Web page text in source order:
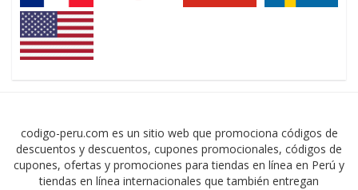
codigo-peru.com es un sitio web que promociona códigos de
descuentos y descuentos, cupones promocionales, códigos de
cupones, ofertas y promociones para tiendas en línea en Perú y
tiendas en línea internacionales que también entregan